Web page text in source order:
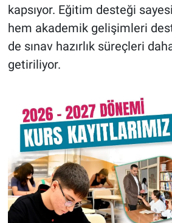
kapsıyor. Eğitim desteği
hem akademik gelişimleri
de sınav hazırlık süreçleri
getiriliyor.